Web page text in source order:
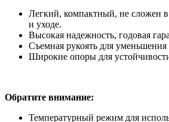
Легкий, компактный, не сложен в
и уходе.
Высокая надежность, годовая
Съемная рукоять для уменьшения
Широкие опоры для
Обратите внимание:
Температурный режим для